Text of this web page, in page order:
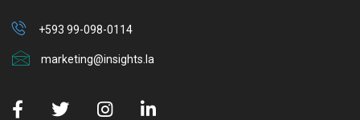
+593 99-098-0114
marketing@insights.la